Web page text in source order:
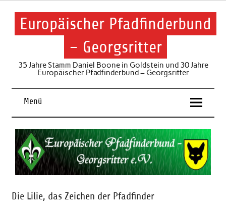
Skip
contentEuropäischer Pfadfinderbund
– Georgsritter
35 Jahre Stamm Daniel Boone in Goldstein und 30 Jahre
Europäischer Pfadfinderbund – Georgsritter
Menü
Die Lilie, das Zeichen der Pfadfinder